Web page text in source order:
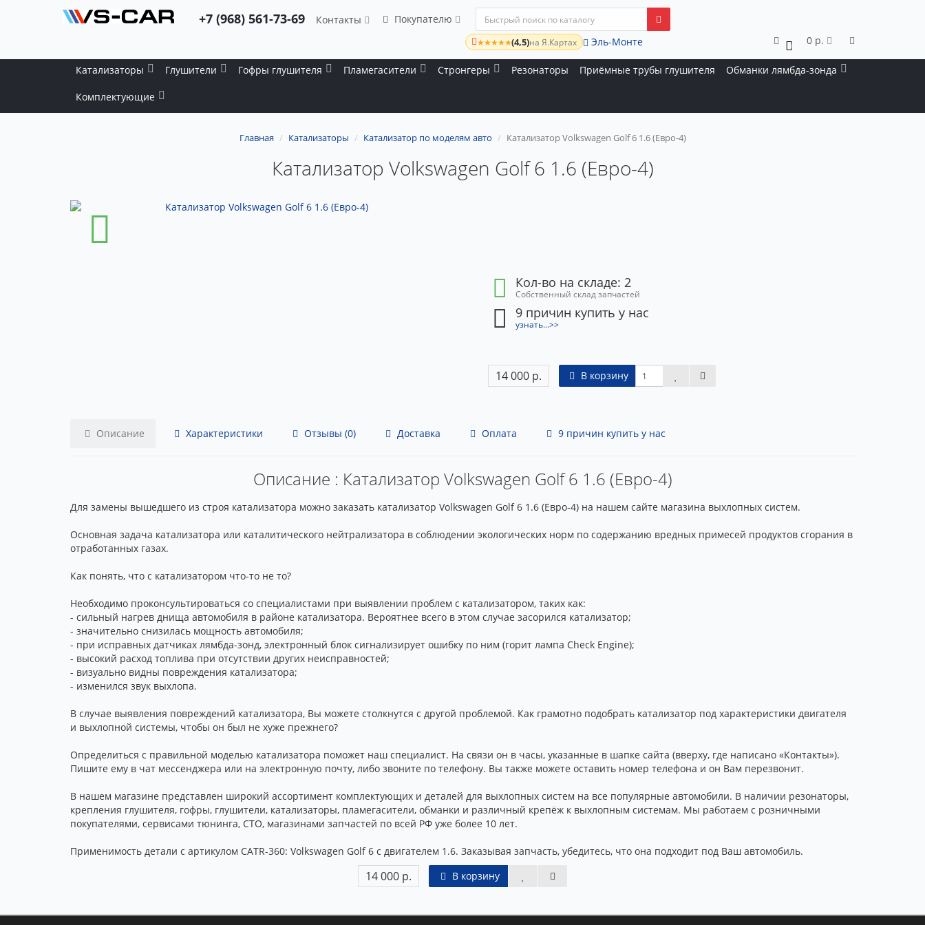
+7 (968) 561-73-69 Контакты Покупателю
★★★★★(4,5)на Я.Картах Эль-Монте 0 0 р.
Катализаторы Глушители Гофры глушителя Пламегасители Стронгеры Резонаторы Приёмные трубы глушителя Обманки лямбда-зонда
Комплектующие
Главная Катализаторы Катализатор по моделям авто Катализатор Volkswagen Golf 6 1.6 (Евро-4)
Катализатор Volkswagen Golf 6 1.6 (Евро-4)
Кол-во на складе: 2
Собственный склад запчастей
9 причин купить у нас
узнать...>>
14 000 р. В корзину
Описание Характеристики Отзывы (0) Доставка Оплата 9 причин купить у нас
Описание : Катализатор Volkswagen Golf 6 1.6 (Евро-4)
Для замены вышедшего из строя катализатора можно заказать катализатор Volkswagen Golf 6 1.6 (Евро-4) на нашем сайте магазина выхлопных систем.
Основная задача катализатора или каталитического нейтрализатора в соблюдении экологических норм по содержанию вредных примесей продуктов сгорания в
отработанных газах.
Как понять, что с катализатором что-то не то?
Необходимо проконсультироваться со специалистами при выявлении проблем с катализатором, таких как:
- сильный нагрев днища автомобиля в районе катализатора. Вероятнее всего в этом случае засорился катализатор;
- значительно снизилась мощность автомобиля;
- при исправных датчиках лямбда-зонд, электронный блок сигнализирует ошибку по ним (горит лампа Check Engine);
- высокий расход топлива при отсутствии других неисправностей;
- визуально видны повреждения катализатора;
- изменился звук выхлопа.
В случае выявления повреждений катализатора, Вы можете столкнутся с другой проблемой. Как грамотно подобрать катализатор под характеристики двигателя
и выхлопной системы, чтобы он был не хуже прежнего?
Определиться с правильной моделью катализатора поможет наш специалист. На связи он в часы, указанные в шапке сайта (вверху, где написано «Контакты»).
Пишите ему в чат мессенджера или на электронную почту, либо звоните по телефону. Вы также можете оставить номер телефона и он Вам перезвонит.
В нашем магазине представлен широкий ассортимент комплектующих и деталей для выхлопных систем на все популярные автомобили. В наличии резонаторы,
крепления глушителя, гофры, глушители, катализаторы, пламегасители, обманки и различный крепёж к выхлопным системам. Мы работаем с розничными
покупателями, сервисами тюнинга, СТО, магазинами запчастей по всей РФ уже более 10 лет.
Применимость детали с артикулом CATR-360: Volkswagen Golf 6 с двигателем 1.6. Заказывая запчасть, убедитесь, что она подходит под Ваш автомобиль.
14 000 р. В корзину